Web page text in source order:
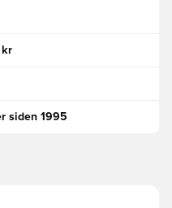
kr
siden 1995